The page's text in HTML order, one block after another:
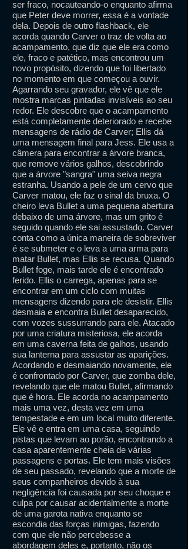
ser fraco, nocauteando-o enquanto afirma
que Peter deve morrer, essa é a vontade
dela. Depois de outro flashback, ele
acorda quando Carver o traz de volta ao
acampamento, que diz que ele era como
ele, fraco e patético, mas encontrou um
novo propósito, dizendo que foi libertado
no momento em que começou a ouvir.
Agarrando seu gravador, ele vê que ele
mostra marcas pintadas invisíveis ao seu
redor. Ele descobre que o acampamento
está completamente deteriorado e recebe
mensagens de rádio de Carver; Ellis dá
uma mensagem final para Jess. Ele usa a
câmera para encontrar a árvore branca,
que remove vários galhos, descobrindo
que a árvore "sangra" uma seiva negra
estranha. Usando a pele de um cervo que
Carver matou, ele faz o sinal da bruxa. O
cheiro leva Bullet a uma pequena abertura
debaixo de uma árvore, mas um grito é
seguido quando ele sai assustado. Carver
conta como a única maneira de sobreviver
é se submeter e o leva a uma arma para
matar Bullet, mas Ellis se recusa. Quando
Bullet foge, mais tarde ele é encontrado
ferido. Ellis o carrega, apenas para se
encontrar em um ciclo com muitas
mensagens dizendo para ele desistir. Ellis
desmaia e encontra Bullet desaparecido,
com vozes sussurrando para ele. Atacado
por uma criatura misteriosa, ele acorda
em uma caverna feita de galhos, usando
sua lanterna para assustar as aparições.
Acordando e desmaiando novamente, ele
é confrontado por Carver, que zomba dele,
revelando que ele matou Bullet, afirmando
que é hora. Ele acorda no acampamento
mais uma vez, desta vez em uma
tempestade e em um local muito diferente.
Ele vê e entra em uma casa, seguindo
pistas que levam ao porão, encontrando a
casa aparentemente cheia de várias
passagens e portas. Ele tem mais visões
de seu passado, revelando que a morte de
seus companheiros devido à sua
negligência foi causada por seu choque e
culpa por causar acidentalmente a morte
de uma garota nativa enquanto se
escondia das forças inimigas, fazendo
com que ele não percebesse a
abordagem deles e, portanto, não os